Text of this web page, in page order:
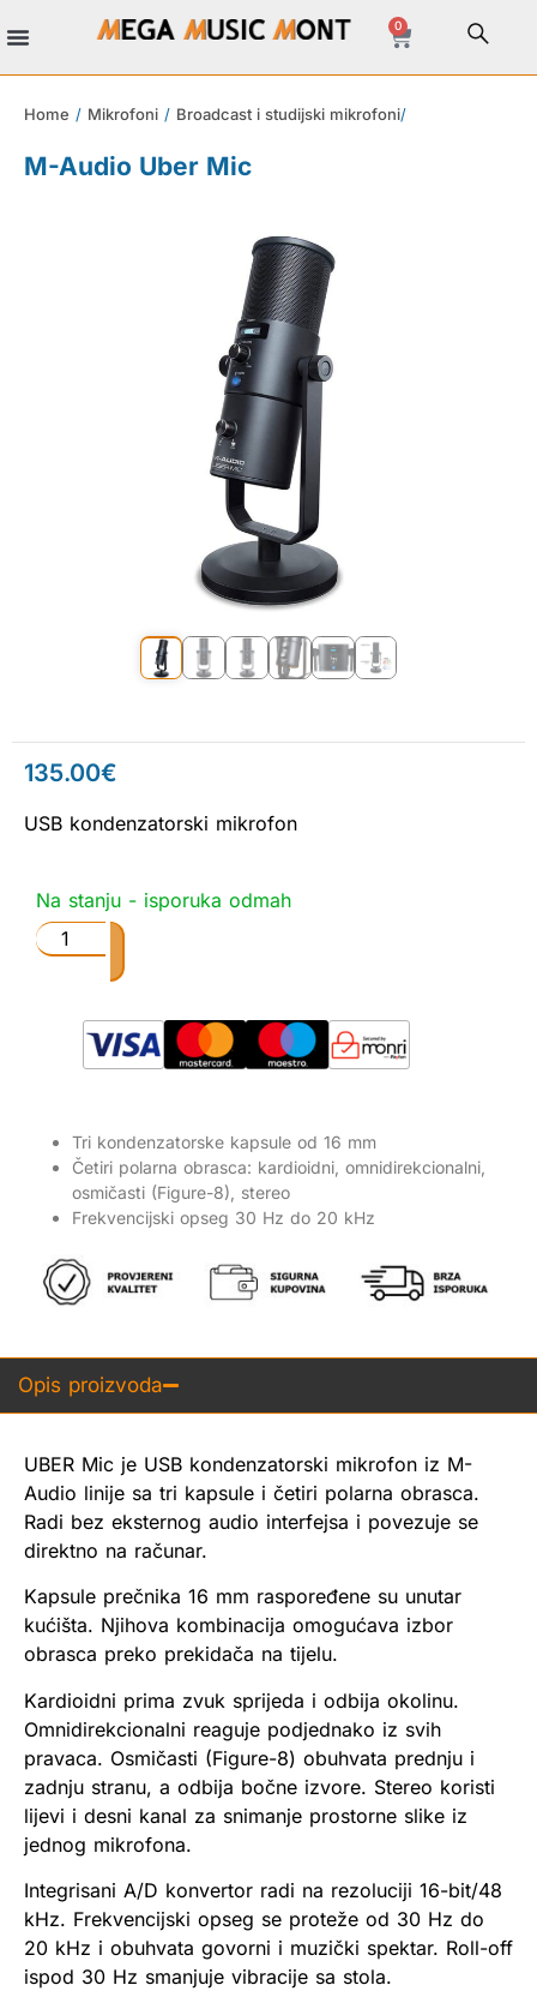
0
Home / Mikrofoni / Broadcast i studijski mikrofoni/
M-Audio Uber Mic
135.00€
Na stanju - isporuka odmah
USB kondenzatorski mikrofon
Tri kondenzatorske kapsule od 16 mm
Četiri polarna obrasca: kardioidni, omnidirekcionalni,
osmičasti (Figure-8), stereo
Frekvencijski opseg 30 Hz do 20 kHz
Opis proizvoda
UBER Mic je USB kondenzatorski mikrofon iz M-
Audio linije sa tri kapsule i četiri polarna obrasca.
Radi bez eksternog audio interfejsa i povezuje se
direktno na računar.
Kapsule prečnika 16 mm raspoređene su unutar
kućišta. Njihova kombinacija omogućava izbor
obrasca preko prekidača na tijelu.
Kardioidni prima zvuk sprijeda i odbija okolinu.
Omnidirekcionalni reaguje podjednako iz svih
pravaca. Osmičasti (Figure-8) obuhvata prednju i
zadnju stranu, a odbija bočne izvore. Stereo koristi
lijevi i desni kanal za snimanje prostorne slike iz
jednog mikrofona.
Integrisani A/D konvertor radi na rezoluciji 16-bit/48
kHz. Frekvencijski opseg se proteže od 30 Hz do
20 kHz i obuhvata govorni i muzički spektar. Roll-off
ispod 30 Hz smanjuje vibracije sa stola.